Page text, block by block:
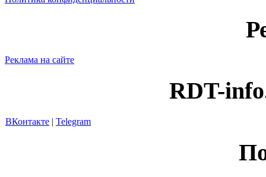
Реклама на сайте
RDT-
ВКонтакте | Telegram